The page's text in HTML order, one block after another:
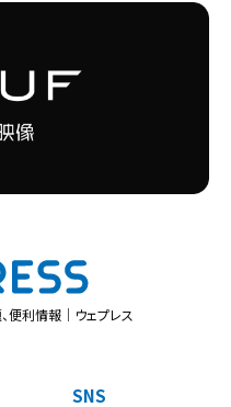
便利情報｜ウェプレス
SNS